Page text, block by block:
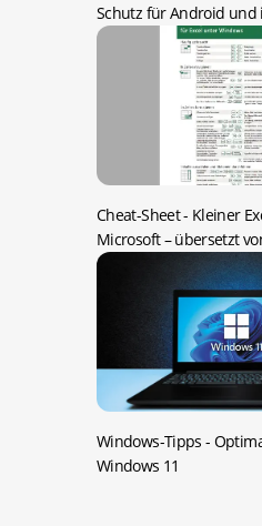
Schutz für Android und
Cheat-Sheet - Kleiner
Microsoft – übersetzt
Windows-Tipps -
Windows 11